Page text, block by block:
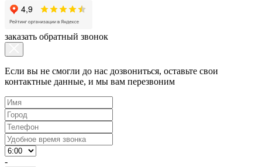
заказать обратный звонок
Если вы не смогли до нас дозвониться, оставьте свои
контактные данные, и мы вам перезвоним
-